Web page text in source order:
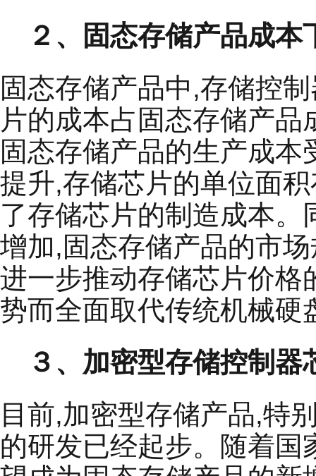
２、固态存储产品成本
固态存储产品中,存储控
片的成本占固态存储产
固态存储产品的生产成
提升,存储芯片的单位面
了存储芯片的制造成本
增加,固态存储产品的市
进一步推动存储芯片价格
势而全面取代传统机械
３、加密型存储控制器
目前,加密型存储产品,特
的研发已经起步。随着